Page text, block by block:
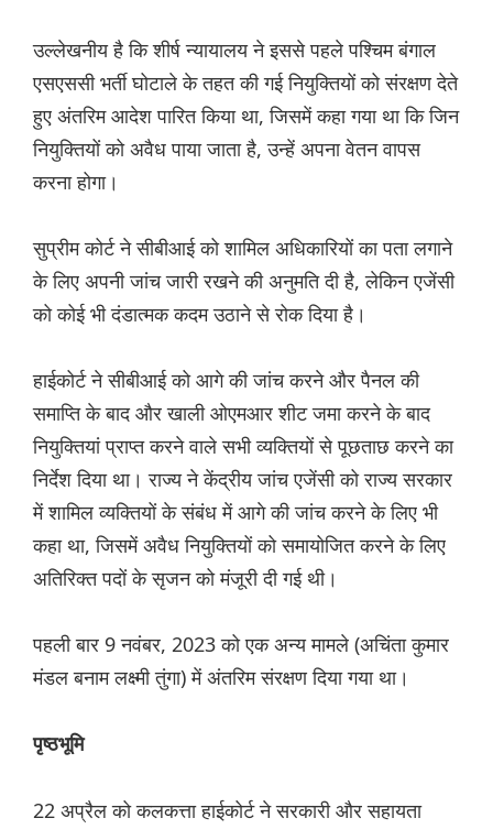
उल्लेखनीय है कि शीर्ष न्यायालय ने इससे पहले पश्चिम बंगाल
एसएससी भर्ती घोटाले के तहत की गई नियुक्तियों को संरक्षण देते
हुए अंतरिम आदेश पारित किया था, जिसमें कहा गया था कि जिन
नियुक्तियों को अवैध पाया जाता है, उन्हें अपना वेतन वापस
करना होगा।
सुप्रीम कोर्ट ने सीबीआई को शामिल अधिकारियों का पता लगाने
के लिए अपनी जांच जारी रखने की अनुमति दी है, लेकिन एजेंसी
को कोई भी दंडात्मक कदम उठाने से रोक दिया है।
हाईकोर्ट ने सीबीआई को आगे की जांच करने और पैनल की
समाप्ति के बाद और खाली ओएमआर शीट जमा करने के बाद
नियुक्तियां प्राप्त करने वाले सभी व्यक्तियों से पूछताछ करने का
निर्देश दिया था। राज्य ने केंद्रीय जांच एजेंसी को राज्य सरकार
में शामिल व्यक्तियों के संबंध में आगे की जांच करने के लिए भी
कहा था, जिसमें अवैध नियुक्तियों को समायोजित करने के लिए
अतिरिक्त पदों के सृजन को मंजूरी दी गई थी।
पहली बार 9 नवंबर, 2023 को एक अन्य मामले (अचिंता कुमार
मंडल बनाम लक्ष्मी तुंगा) में अंतरिम संरक्षण दिया गया था।
पृष्ठभूमि
22 अप्रैल को कलकत्ता हाईकोर्ट ने सरकारी और सहायता